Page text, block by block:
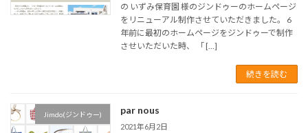
の いずみ保育園 様のジンドゥーのホームページ
をリニューアル制作させていただきました。 6
年前に最初のホームページをジンドゥーで制作
させいただいた時、 「 […]
続きを読む
Jimdo(ジンドゥー) par nous
2021年6月2日